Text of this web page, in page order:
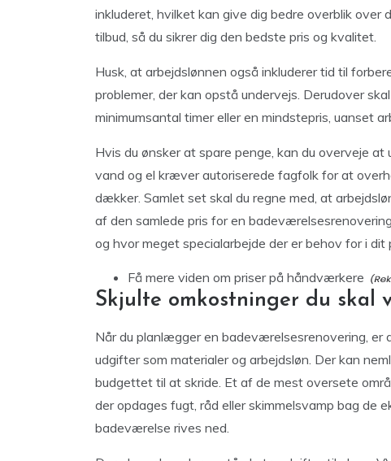
inkluderet, hvilket kan give dig bedre overblik
tilbud, så du sikrer dig den bedste pris og kvalitet.
Husk, at arbejdslønnen også inkluderer tid til
problemer, der kan opstå undervejs. Derudover
minimumsantal timer eller en mindstepris, uanset
Hvis du ønsker at spare penge, kan du overveje
vand og el kræver autoriserede fagfolk for at
dækker. Samlet set skal du regne med, at
af den samlede pris for en
og hvor meget specialarbejde der er behov for i dit
Få mere viden om priser på håndværkere
Skjulte omkostninger du skal
Når du planlægger en badeværelsesrenovering,
udgifter som materialer og arbejdsløn. Der kan
budgettet til at skride. Et af de mest oversete
der opdages fugt, råd eller skimmelsvamp bag de
badeværelse rives ned.